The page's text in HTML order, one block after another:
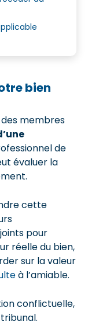
bien
membres
de
évaluer la
cette
pour
réelle du bien,
sur la valeur
à l’amiable.
conflictuelle,